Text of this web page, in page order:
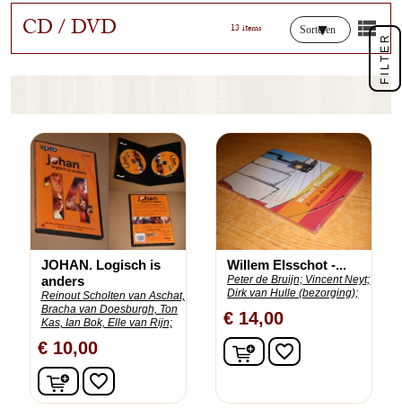
CD / DVD 13 items Sorteren
JOHAN. Logisch is
anders
Reinout Scholten van Aschat,
Bracha van Doesburgh, Ton
Kas, Ian Bok, Elle van Rijn;
€ 10,00
In winkelwagen
favorite_border
Willem Elsschot -...
Peter de Bruijn; Vincent Neyt;
Dirk van Hulle (bezorging);
€ 14,00
In winkelwagen
favorite_border
FILTER